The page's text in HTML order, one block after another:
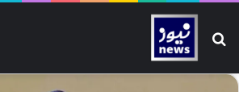
تلاش کیجیے